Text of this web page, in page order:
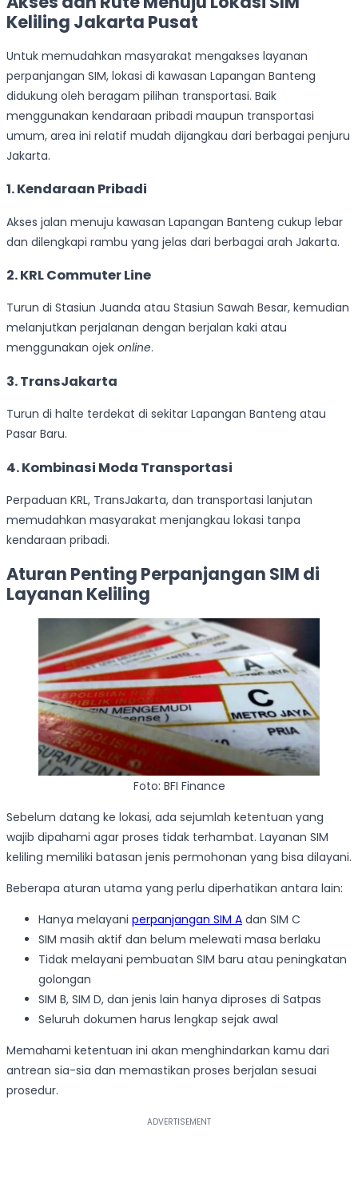
Keliling Jakarta Pusat
Untuk memudahkan masyarakat mengakses layanan
perpanjangan SIM, lokasi di kawasan Lapangan Banteng
didukung oleh beragam pilihan transportasi. Baik
menggunakan kendaraan pribadi maupun transportasi
umum, area ini relatif mudah dijangkau dari berbagai penjuru
Jakarta.
1.Kendaraan Pribadi
Akses jalan menuju kawasan Lapangan Banteng cukup lebar
dan dilengkapi rambu yang jelas dari berbagai arah Jakarta.
2.KRL Commuter Line
Turun di Stasiun Juanda atau Stasiun Sawah Besar, kemudian
melanjutkan perjalanan dengan berjalan kaki atau
menggunakan ojek online.
3.TransJakarta
Turun di halte terdekat di sekitar Lapangan Banteng atau
Pasar Baru.
4.Kombinasi Moda Transportasi
Perpaduan KRL, TransJakarta, dan transportasi lanjutan
memudahkan masyarakat menjangkau lokasi tanpa
kendaraan pribadi.
Aturan Penting Perpanjangan SIM di
Layanan Keliling
Foto: BFI Finance
Sebelum datang ke lokasi, ada sejumlah ketentuan yang
wajib dipahami agar proses tidak terhambat. Layanan SIM
keliling memiliki batasan jenis permohonan yang bisa dilayani.
Beberapa aturan utama yang perlu diperhatikan antara lain:
Hanya melayani perpanjangan SIM A dan SIM C
SIM masih aktif dan belum melewati masa berlaku
Tidak melayani pembuatan SIM baru atau peningkatan
golongan
SIM B, SIM D, dan jenis lain hanya diproses di Satpas
Seluruh dokumen harus lengkap sejak awal
Memahami ketentuan ini akan menghindarkan kamu dari
antrean sia-sia dan memastikan proses berjalan sesuai
prosedur.